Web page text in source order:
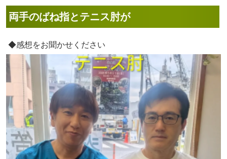
両手のばね指とテニス肘が
◆感想をお聞かせください